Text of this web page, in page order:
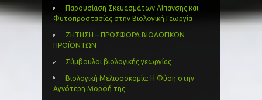
Παρουσίαση Σκευασμάτων Λίπανσης και
Φυτοπροστασίας στην Βιολογική Γεωργία
ΖΗΤΗΣΗ – ΠΡΟΣΦΟΡΑ ΒΙΟΛΟΓΙΚΩΝ
ΠΡΟΪΟΝΤΩΝ
Σύμβουλοι βιολογικής γεωργίας
Βιολογική Μελισσοκομία: Η Φύση στην
Αγνότερη Μορφή της